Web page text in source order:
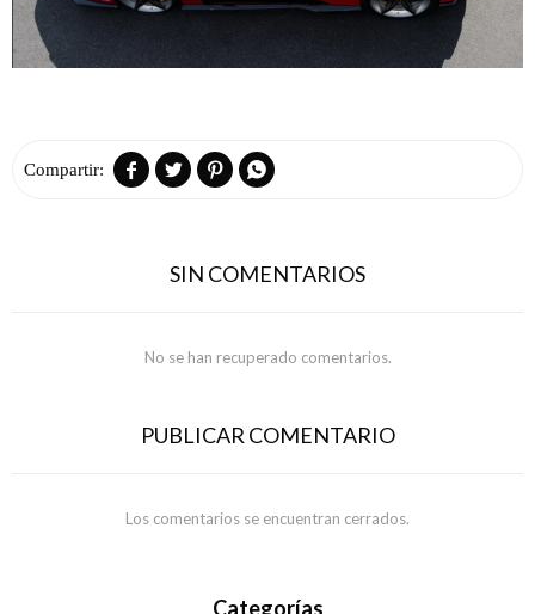
   
SIN COMENTARIOS
No se han recuperado comentarios.
PUBLICAR COMENTARIO
Los comentarios se encuentran cerrados.
Categorías